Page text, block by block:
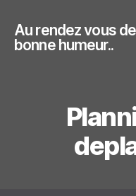
Au rendez vous
bonne humeur..